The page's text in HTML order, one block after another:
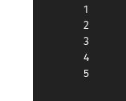
1
2
3
4
5